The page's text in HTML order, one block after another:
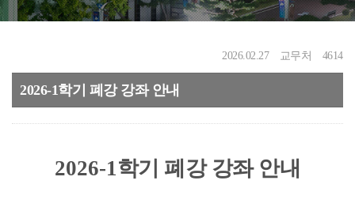
2026.02.27 교무처 4614
2026-1학기 폐강 강좌 안내
2026-1학기 폐강 강좌 안내